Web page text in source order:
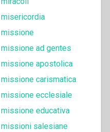
misericordia
missione
missione ad gentes
missione apostolica
missione carismatica
missione ecclesiale
missione educativa
missioni salesiane